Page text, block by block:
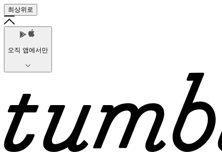
최상위로
오직 앱에서만